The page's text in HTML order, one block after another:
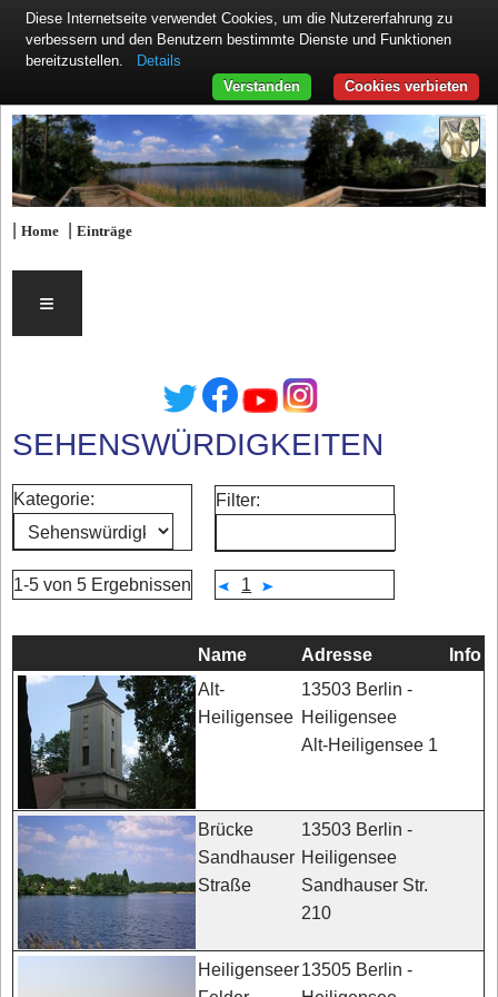
|Home |Einträge
≡
SEHENSWÜRDIGKEITEN
Kategorie: Filter:
1-5 von 5 Ergebnissen 1
Name Adresse Info
Alt-
Heiligensee
13503 Berlin -
Heiligensee
Alt-Heiligensee 1
Brücke
Sandhauser
Straße
13503 Berlin -
Heiligensee
Sandhauser Str.
210
Heiligenseer13505 Berlin -
Diese Internetseite verwendet Cookies, um die Nutzererfahrung zu
verbessern und den Benutzern bestimmte Dienste und Funktionen
bereitzustellen.
Details
Cookies verbieten
Verstanden